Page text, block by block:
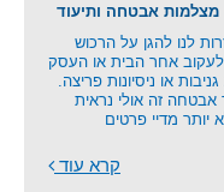
מצלמות אבטחה ותיעוד
לנו להגן על הרכוש
לעקוב אחר הבית או העסק
או ניסיונות פריצה.
אבטחה זה אולי נראית
מדיי פרטים
קרא עוד